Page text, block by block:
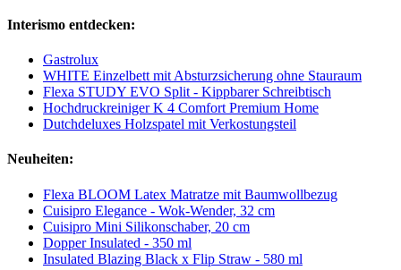
Interismo entdecken:
Gastrolux
WHITE Einzelbett mit Absturzsicherung ohne Stauraum
Flexa STUDY EVO Split - Kippbarer Schreibtisch
Hochdruckreiniger K 4 Comfort Premium Home
Dutchdeluxes Holzspatel mit Verkostungsteil
Neuheiten:
Flexa BLOOM Latex Matratze mit Baumwollbezug
Cuisipro Elegance - Wok-Wender, 32 cm
Cuisipro Mini Silikonschaber, 20 cm
Dopper Insulated - 350 ml
Insulated Blazing Black x Flip Straw - 580 ml